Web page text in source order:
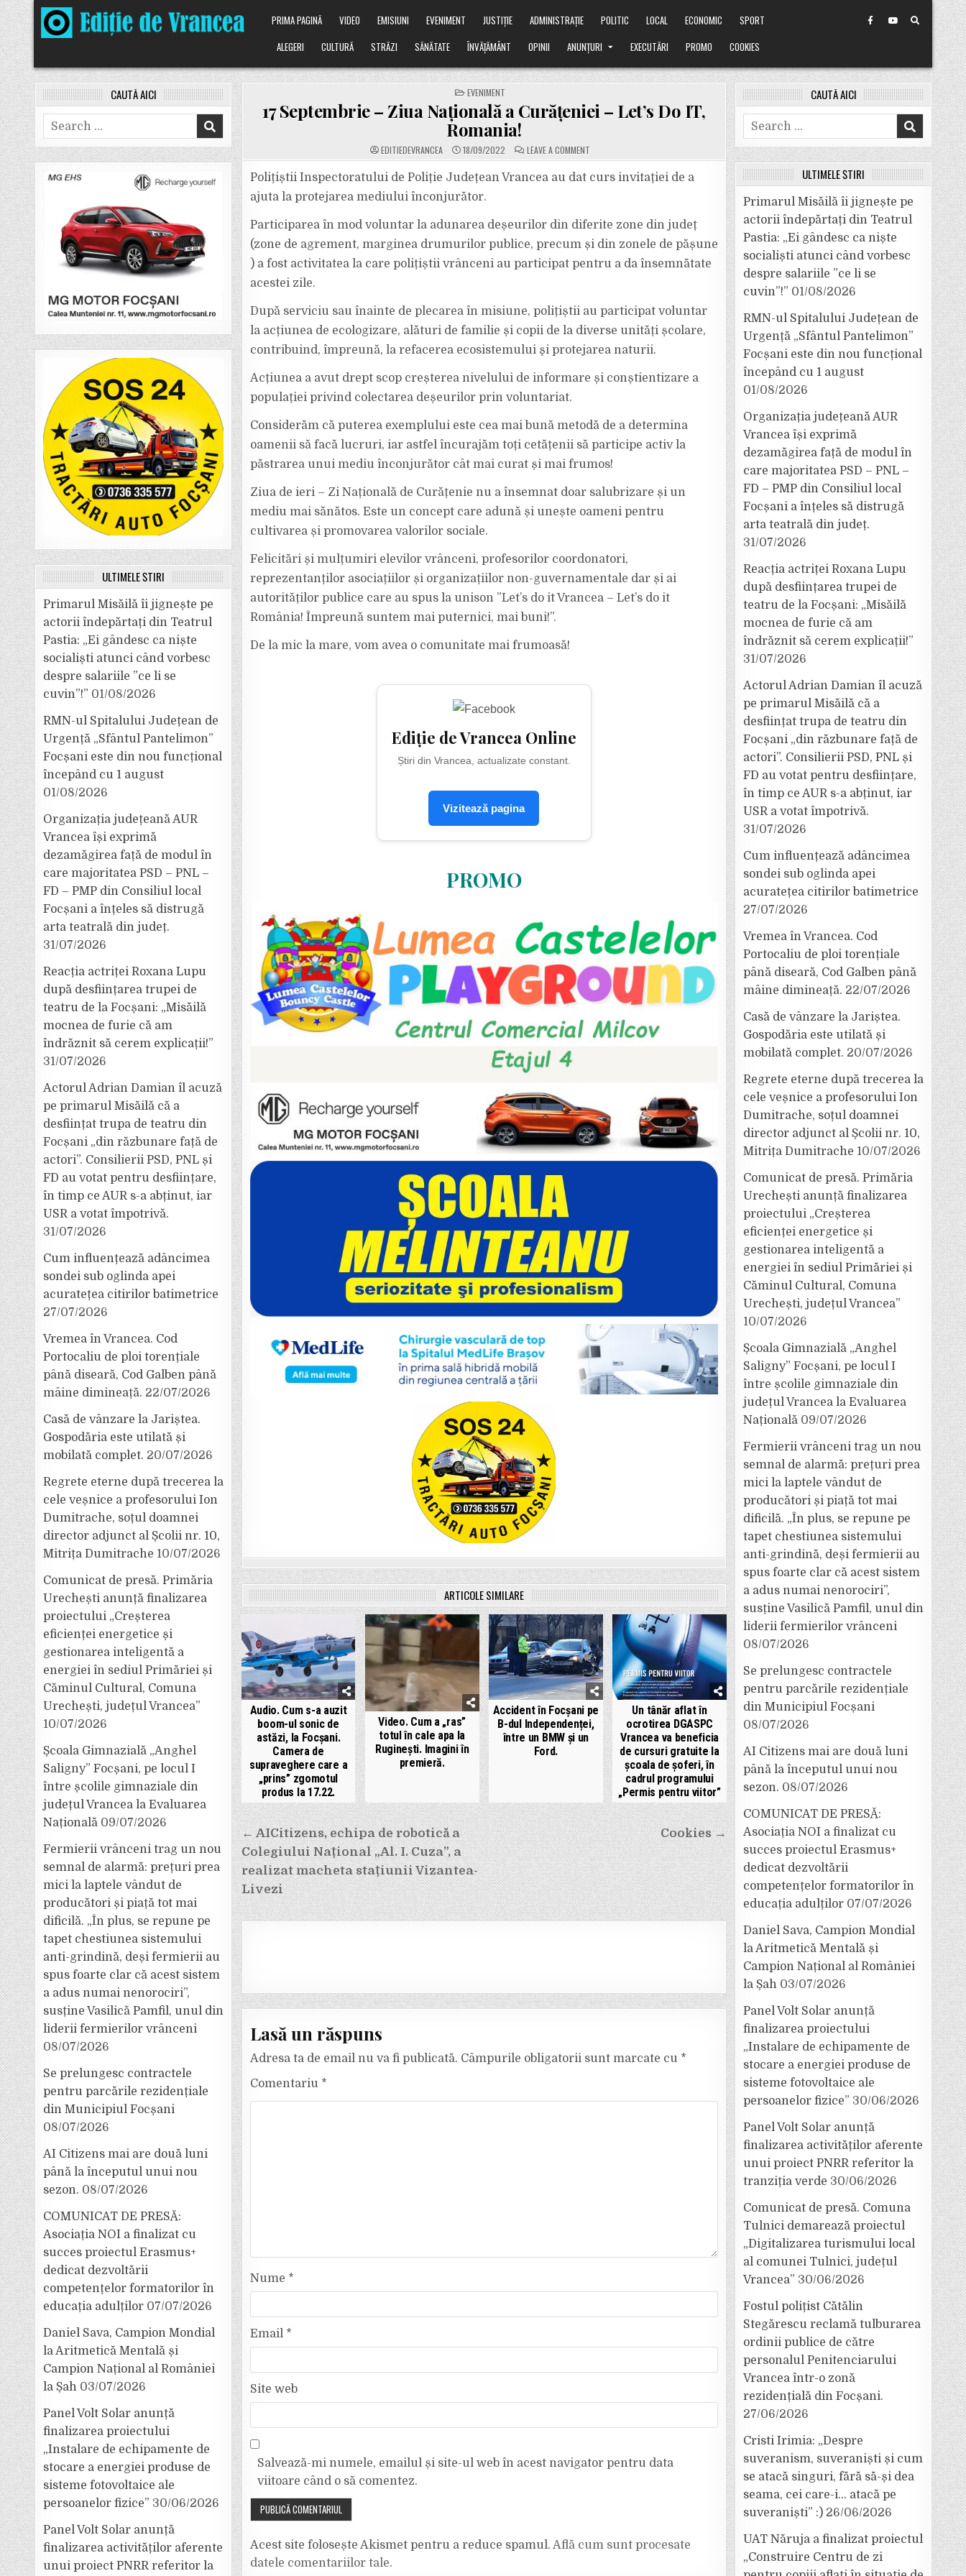
Skip
to
content
PRIMA PAGINĂ VIDEO EMISIUNI EVENIMENT JUSTIȚIE ADMINISTRAȚIE POLITIC LOCAL ECONOMIC
SPORT
ALEGERI
CULTURĂ STRĂZI SĂNĂTATE ÎNVĂȚĂMÂNT OPINII ANUNȚURI EXECUTĂRI PROMO COOKIES
POSTED
IN
EVENIMENT
17 Septembrie – Ziua Națională a Curățeniei – Let’s Do IT,
Romania!
EDITIEDEVRANCEA 18/09/2022 LEAVE A COMMENT
17
–
ZIUA
LET’S
IT,
Polițiștii Inspectoratului de Poliție Județean Vrancea au dat curs invitației de a
ajuta la protejarea mediului înconjurător.
Participarea în mod voluntar la adunarea deșeurilor din diferite zone din județ
(zone de agrement, marginea drumurilor publice, precum și din zonele de pășune
) a fost activitatea la care polițiștii vrânceni au participat pentru a da însemnătate
acestei zile.
După serviciu sau înainte de plecarea în misiune, polițiștii au participat voluntar
la acțiunea de ecologizare, alături de familie și copii de la diverse unități școlare,
contribuind, împreună, la refacerea ecosistemului şi protejarea naturii.
Acțiunea a avut drept scop creșterea nivelului de informare și conștientizare a
populației privind colectarea deșeurilor prin voluntariat.
Considerăm că puterea exemplului este cea mai bună metodă de a determina
oamenii să facă lucruri, iar astfel încurajăm toți cetățenii să participe activ la
păstrarea unui mediu înconjurător cât mai curat și mai frumos!
Ziua de ieri – Zi Națională de Curățenie nu a însemnat doar salubrizare și un
mediu mai sănătos. Este un concept care adună și unește oameni pentru
cultivarea și promovarea valorilor sociale.
Felicitări și mulțumiri elevilor vrânceni, profesorilor coordonatori,
reprezentanților asociațiilor și organizațiilor non-guvernamentale dar și ai
autorităților publice care au spus la unison ”Let’s do it Vrancea – Let’s do it
România! Împreună suntem mai puternici, mai buni!”.
De la mic la mare, vom avea o comunitate mai frumoasă!
Ediție de Vrancea Online
Știri din Vrancea, actualizate constant.
Vizitează pagina
PROMO
ARTICOLE SIMILARE
Audio. Cum s-a auzit
boom-ul sonic de
astăzi, la Focșani.
Camera de
supraveghere care a
„prins” zgomotul
produs la 17.22.
Video. Cum a „ras”
totul în cale apa la
Ruginești. Imagini în
premieră.
Accident în Focșani pe
B-dul Independenței,
între un BMW și un
Ford.
Un tânăr aflat în
ocrotirea DGASPC
Vrancea va beneficia
de cursuri gratuite la
școala de șoferi, în
cadrul programului
„Permis pentru viitor”
Navigare
în
articole
Cookies →
← AICitizens, echipa de robotică a
Colegiului Național „Al. I. Cuza”, a
realizat macheta stațiunii Vizantea-
Livezi
Lasă un răspuns
Adresa ta de email nu va fi publicată. Câmpurile obligatorii sunt marcate cu *
Comentariu *
Nume *
Email *
Site web
Salvează-mi numele, emailul și site-ul web în acest navigator pentru data
viitoare când o să comentez.
Acest site folosește Akismet pentru a reduce spamul. Află cum sunt procesate
datele comentariilor tale.
CAUTĂ AICI
Search
for:
ULTIMELE ȘTIRI
Primarul Misăilă îi jignește pe
actorii îndepărtați din Teatrul
Pastia: „Ei gândesc ca niște
socialiști atunci când vorbesc
despre salariile ”ce li se
cuvin”!” 01/08/2026
RMN-ul Spitalului Județean de
Urgență „Sfântul Pantelimon”
Focșani este din nou funcțional
începând cu 1 august
01/08/2026
Organizația județeană AUR
Vrancea își exprimă
dezamăgirea față de modul în
care majoritatea PSD – PNL –
FD – PMP din Consiliul local
Focșani a înțeles să distrugă
arta teatrală din județ.
31/07/2026
Reacția actriței Roxana Lupu
după desființarea trupei de
teatru de la Focșani: „Misăilă
mocnea de furie că am
îndrăznit să cerem explicații!”
31/07/2026
Actorul Adrian Damian îl acuză
pe primarul Misăilă că a
desființat trupa de teatru din
Focșani „din răzbunare față de
actori”. Consilierii PSD, PNL și
FD au votat pentru desființare,
în timp ce AUR s-a abținut, iar
USR a votat împotrivă.
31/07/2026
Cum influențează adâncimea
sondei sub oglinda apei
acuratețea citirilor batimetrice
27/07/2026
Vremea în Vrancea. Cod
Portocaliu de ploi torențiale
până diseară, Cod Galben până
mâine dimineață. 22/07/2026
Casă de vânzare la Jariștea.
Gospodăria este utilată și
mobilată complet. 20/07/2026
Regrete eterne după trecerea la
cele veșnice a profesorului Ion
Dumitrache, soțul doamnei
director adjunct al Școlii nr. 10,
Mitrița Dumitrache 10/07/2026
Comunicat de presă. Primăria
Urechești anunță finalizarea
proiectului „Creșterea
eficienței energetice și
gestionarea inteligentă a
energiei în sediul Primăriei și
Căminul Cultural, Comuna
Urechești, județul Vrancea”
10/07/2026
Școala Gimnazială „Anghel
Saligny” Focșani, pe locul I
între școlile gimnaziale din
județul Vrancea la Evaluarea
Națională 09/07/2026
Fermierii vrânceni trag un nou
semnal de alarmă: prețuri prea
mici la laptele vândut de
producători și piață tot mai
dificilă. „În plus, se repune pe
tapet chestiunea sistemului
anti-grindină, deși fermierii au
spus foarte clar că acest sistem
a adus numai nenorociri”,
susține Vasilică Pamfil, unul din
liderii fermierilor vrânceni
08/07/2026
Se prelungesc contractele
pentru parcările rezidențiale
din Municipiul Focșani
08/07/2026
AI Citizens mai are două luni
până la începutul unui nou
sezon. 08/07/2026
COMUNICAT DE PRESĂ:
Asociația NOI a finalizat cu
succes proiectul Erasmus+
dedicat dezvoltării
competențelor formatorilor în
educația adulților 07/07/2026
Daniel Sava, Campion Mondial
la Aritmetică Mentală și
Campion Național al României
la Șah 03/07/2026
Panel Volt Solar anunță
finalizarea proiectului
„Instalare de echipamente de
stocare a energiei produse de
sisteme fotovoltaice ale
persoanelor fizice” 30/06/2026
Panel Volt Solar anunță
finalizarea activităților aferente
unui proiect PNRR referitor la
CAUTĂ AICI
Search
for:
ULTIMELE ȘTIRI
Primarul Misăilă îi jignește pe
actorii îndepărtați din Teatrul
Pastia: „Ei gândesc ca niște
socialiști atunci când vorbesc
despre salariile ”ce li se
cuvin”!” 01/08/2026
RMN-ul Spitalului Județean de
Urgență „Sfântul Pantelimon”
Focșani este din nou funcțional
începând cu 1 august
01/08/2026
Organizația județeană AUR
Vrancea își exprimă
dezamăgirea față de modul în
care majoritatea PSD – PNL –
FD – PMP din Consiliul local
Focșani a înțeles să distrugă
arta teatrală din județ.
31/07/2026
Reacția actriței Roxana Lupu
după desființarea trupei de
teatru de la Focșani: „Misăilă
mocnea de furie că am
îndrăznit să cerem explicații!”
31/07/2026
Actorul Adrian Damian îl acuză
pe primarul Misăilă că a
desființat trupa de teatru din
Focșani „din răzbunare față de
actori”. Consilierii PSD, PNL și
FD au votat pentru desființare,
în timp ce AUR s-a abținut, iar
USR a votat împotrivă.
31/07/2026
Cum influențează adâncimea
sondei sub oglinda apei
acuratețea citirilor batimetrice
27/07/2026
Vremea în Vrancea. Cod
Portocaliu de ploi torențiale
până diseară, Cod Galben până
mâine dimineață. 22/07/2026
Casă de vânzare la Jariștea.
Gospodăria este utilată și
mobilată complet. 20/07/2026
Regrete eterne după trecerea la
cele veșnice a profesorului Ion
Dumitrache, soțul doamnei
director adjunct al Școlii nr. 10,
Mitrița Dumitrache 10/07/2026
Comunicat de presă. Primăria
Urechești anunță finalizarea
proiectului „Creșterea
eficienței energetice și
gestionarea inteligentă a
energiei în sediul Primăriei și
Căminul Cultural, Comuna
Urechești, județul Vrancea”
10/07/2026
Școala Gimnazială „Anghel
Saligny” Focșani, pe locul I
între școlile gimnaziale din
județul Vrancea la Evaluarea
Națională 09/07/2026
Fermierii vrânceni trag un nou
semnal de alarmă: prețuri prea
mici la laptele vândut de
producători și piață tot mai
dificilă. „În plus, se repune pe
tapet chestiunea sistemului
anti-grindină, deși fermierii au
spus foarte clar că acest sistem
a adus numai nenorociri”,
susține Vasilică Pamfil, unul din
liderii fermierilor vrânceni
08/07/2026
Se prelungesc contractele
pentru parcările rezidențiale
din Municipiul Focșani
08/07/2026
AI Citizens mai are două luni
până la începutul unui nou
sezon. 08/07/2026
COMUNICAT DE PRESĂ:
Asociația NOI a finalizat cu
succes proiectul Erasmus+
dedicat dezvoltării
competențelor formatorilor în
educația adulților 07/07/2026
Daniel Sava, Campion Mondial
la Aritmetică Mentală și
Campion Național al României
la Șah 03/07/2026
Panel Volt Solar anunță
finalizarea proiectului
„Instalare de echipamente de
stocare a energiei produse de
sisteme fotovoltaice ale
persoanelor fizice” 30/06/2026
Panel Volt Solar anunță
finalizarea activităților aferente
unui proiect PNRR referitor la
tranziția verde 30/06/2026
Comunicat de presă. Comuna
Tulnici demarează proiectul
„Digitalizarea turismului local
al comunei Tulnici, județul
Vrancea” 30/06/2026
Fostul polițist Cătălin
Stegărescu reclamă tulburarea
ordinii publice de către
personalul Penitenciarului
Vrancea într-o zonă
rezidențială din Focșani.
27/06/2026
Cristi Irimia: „Despre
suveranism, suveraniști și cum
se atacă singuri, fără să-și dea
seama, cei care-i… atacă pe
suveraniști” :) 26/06/2026
UAT Năruja a finalizat proiectul
„Construire Centru de zi